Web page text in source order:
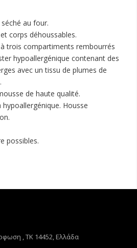
au four.
corps déhoussables.
trois compartiments rembourrés
hypoallergénique contenant des
avec un tissu de plumes de
de haute qualité.
Housse
possibles.
, ΤΚ 14452, Ελλάδα